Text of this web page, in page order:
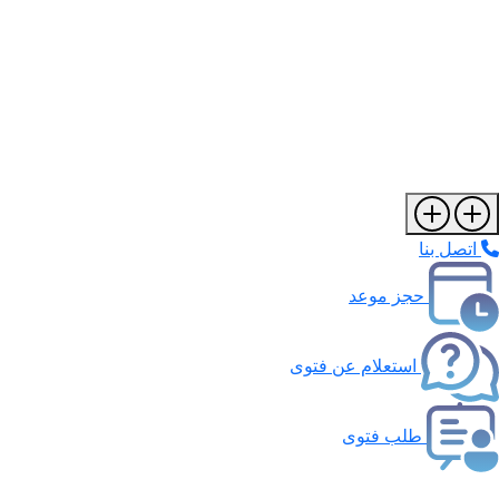
اتصل بنا
حجز موعد
استعلام عن فتوى
طلب فتوى